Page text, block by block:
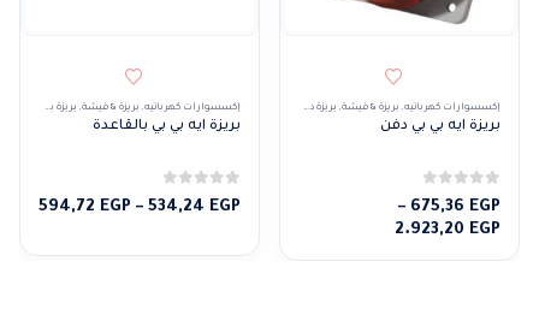
إكسسوارات كهربائيه, بريزة & فيشة, بريزة دفن
بريزة ايه بي بي دفن
0من 5
675,36 EGP
–
2.923,20 EGP
إكسسوارات كهربائيه, بريزة & فيشة, بريزة بقاعدة
بريزة ايه بي بي بالقاعدة
0من 5
534,24 EGP
–
594,72 EGP
من